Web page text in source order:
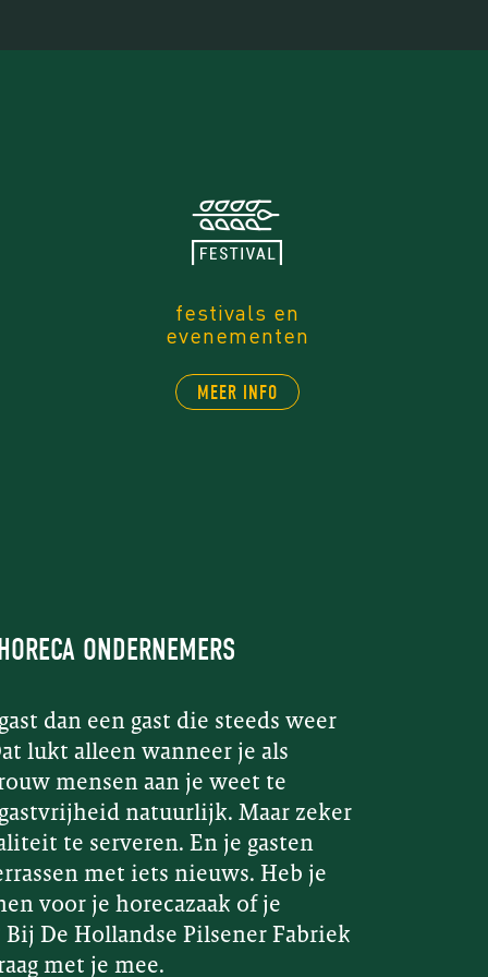
festivals en
evenementen
MEER INFO
een brouwer die
ONDERNEMERS
dan een gast die steeds weer
lukt alleen wanneer je als
mensen aan je weet te
natuurlijk. Maar zeker
te serveren. En je gasten
met iets nieuws. Heb je
voor je horecazaak of je
De Hollandse Pilsener Fabriek
met je mee.